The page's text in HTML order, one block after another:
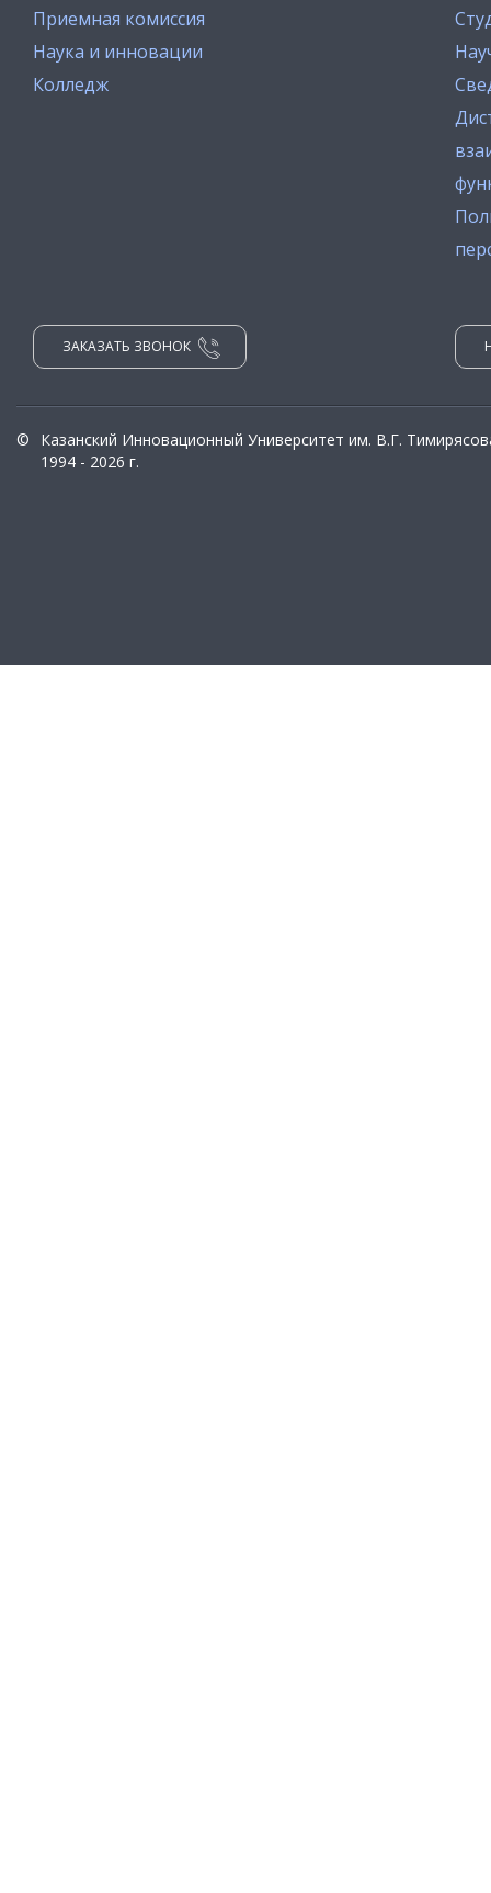
Приемная комиссия
Наука и инновации
Колледж
ЗАКАЗАТЬ ЗВОНОК
©
Казанский Инновационный Университет им. В.Г.
1994 - 2026 г.